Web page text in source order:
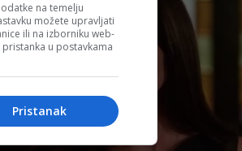
na temelju
možete upravljati
ili na izborniku web-
u postavkama
Pristanak